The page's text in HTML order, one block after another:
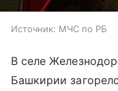
Источник: МЧС по РБ
В селе
Башкирии